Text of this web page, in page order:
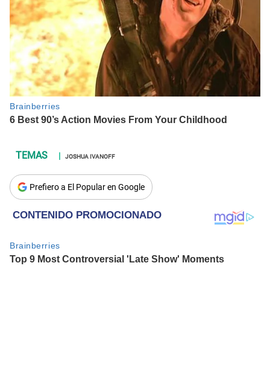
JOSHUA IVANOFF
Prefiero a El Popular en Google